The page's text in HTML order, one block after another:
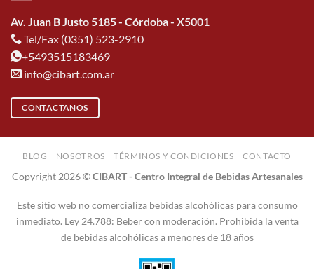
Av. Juan B Justo 5185 - Córdoba - X5001
Tel/Fax (0351) 523-2910
+5493515183469
info@cibart.com.ar
CONTACTANOS
BLOG NOSOTROS TÉRMINOS Y CONDICIONES CONTACTO
Copyright 2026 ©CIBART - Centro Integral de Bebidas Artesanales
Este sitio web no comercializa bebidas alcohólicas para consumo
inmediato. Ley 24.788: Beber con moderación. Prohibida la venta
de bebidas alcohólicas a menores de 18 años